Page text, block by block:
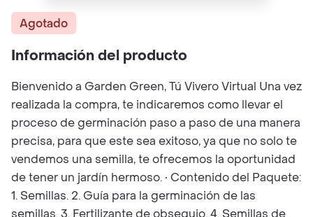
Agotado
Información del producto
Bienvenido a Garden Green, Tú Vivero Virtual Una vez
realizada la compra, te indicaremos como llevar el
proceso de germinación paso a paso de una manera
precisa, para que este sea exitoso, ya que no solo te
vendemos una semilla, te ofrecemos la oportunidad
de tener un jardín hermoso. • Contenido del Paquete:
1. Semillas. 2. Guía para la germinación de las
semillas. 3. Fertilizante de obsequio. 4. Semillas de